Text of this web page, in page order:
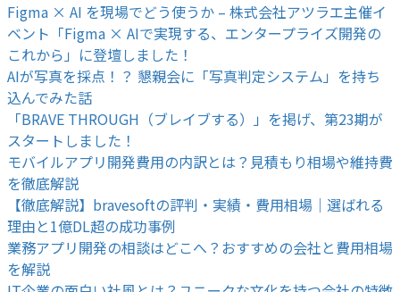
Figma × AI を現場でどう使うか – 株式会社アツラエ主催イ
ベント「Figma × AIで実現する、エンタープライズ開発の
これから」に登壇しました！
AIが写真を採点！？ 懇親会に「写真判定システム」を持ち
込んでみた話
「BRAVE THROUGH（ブレイブする）」を掲げ、第23期が
スタートしました！
モバイルアプリ開発費用の内訳とは？見積もり相場や維持費
を徹底解説
【徹底解説】bravesoftの評判・実績・費用相場｜選ばれる
理由と1億DL超の成功事例
業務アプリ開発の相談はどこへ？おすすめの会社と費用相場
を解説